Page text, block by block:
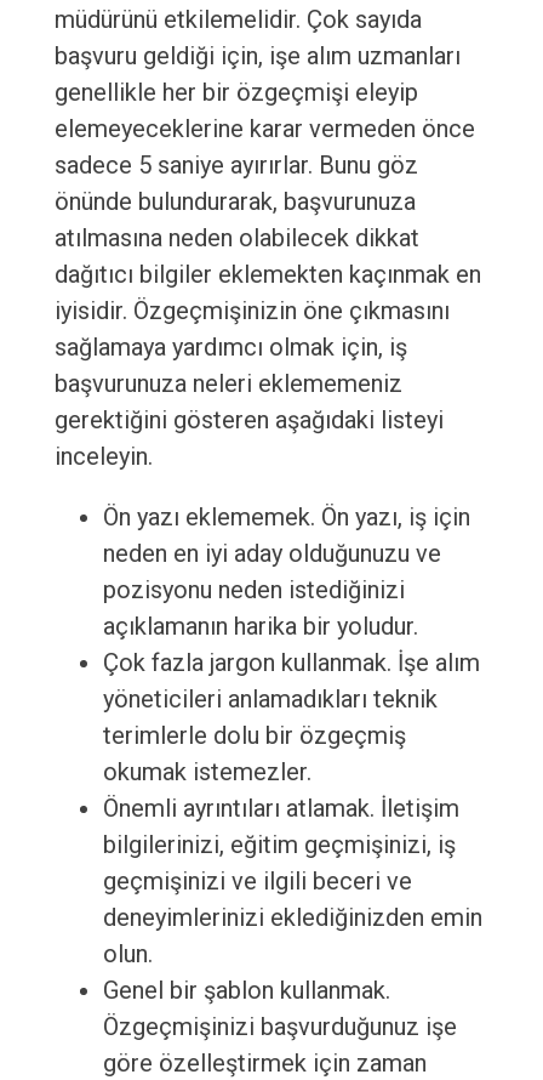
müdürünü etkilemelidir. Çok sayıda
başvuru geldiği için, işe alım uzmanları
genellikle her bir özgeçmişi eleyip
elemeyeceklerine karar vermeden önce
sadece 5 saniye ayırırlar. Bunu göz
önünde bulundurarak, başvurunuza
atılmasına neden olabilecek dikkat
dağıtıcı bilgiler eklemekten kaçınmak en
iyisidir. Özgeçmişinizin öne çıkmasını
sağlamaya yardımcı olmak için, iş
başvurunuza neleri eklememeniz
gerektiğini gösteren aşağıdaki listeyi
inceleyin.
Ön yazı eklememek. Ön yazı, iş için
neden en iyi aday olduğunuzu ve
pozisyonu neden istediğinizi
açıklamanın harika bir yoludur.
Çok fazla jargon kullanmak. İşe alım
yöneticileri anlamadıkları teknik
terimlerle dolu bir özgeçmiş
okumak istemezler.
Önemli ayrıntıları atlamak. İletişim
bilgilerinizi, eğitim geçmişinizi, iş
geçmişinizi ve ilgili beceri ve
deneyimlerinizi eklediğinizden emin
olun.
Genel bir şablon kullanmak.
Özgeçmişinizi başvurduğunuz işe
göre özelleştirmek için zaman